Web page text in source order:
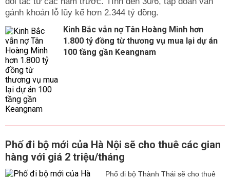
gánh khoản lỗ lũy kế hơn 2.344 tỷ đồng.
Kinh Bắc vẫn nợ Tân Hoàng Minh hơn
1.800 tỷ đồng từ thương vụ mua lại dự án
100 tầng gần Keangnam
Phố đi bộ mới của Hà Nội sẽ cho thuê các gian
hàng với giá 2 triệu/tháng
Phố đi bộ Thành Thái sẽ cho thuê